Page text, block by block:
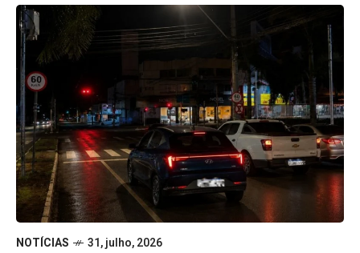
NOTÍCIAS 31, julho, 2026